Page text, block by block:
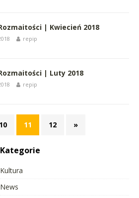
| Kwiecień 2018
repip
| Luty 2018
repip
10 11 12 »
Kategorie
Kultura
News